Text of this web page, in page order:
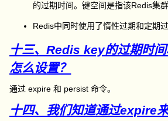
的过期时间。键空间是指该Redis集
Redis中同时使用了惰性过期和定期
十三、Redis key的过期时
怎么设置？
通过 expire 和 persist 命令。
十四、我们知道通过expire